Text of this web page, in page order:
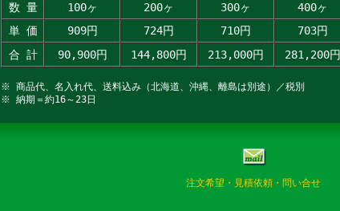
数 量 100ヶ 200ヶ 300ヶ 400ヶ
単 価
909円 724円 710円 703円
合 計
90,900円 144,800円 213,000円 281,200円
※ 商品代、名入れ代、送料込み（北海道、沖縄、離島は別途）／税別
※ 納期＝約16～23日
注文希望・見積依頼・問い合せ